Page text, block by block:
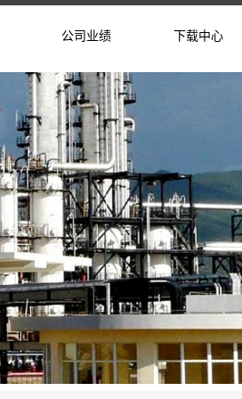
公司业绩 下载中心